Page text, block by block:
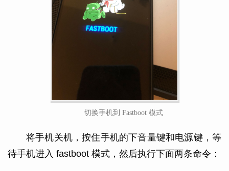
切换手机到 Fastboot 模式
将手机关机，按住手机的下音量键和电源键，等
待手机进入 fastboot 模式，然后执行下面两条命令：